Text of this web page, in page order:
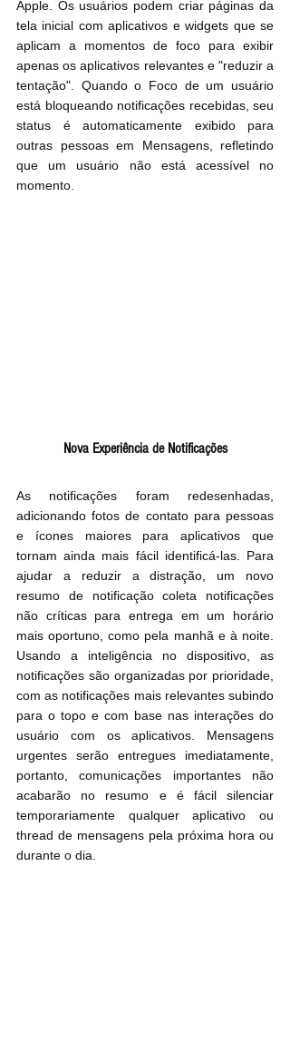
Apple. Os usuários podem criar páginas da
tela inicial com aplicativos e widgets que se
aplicam a momentos de foco para exibir
apenas os aplicativos relevantes e "reduzir a
tentação". Quando o Foco de um usuário
está bloqueando notificações recebidas, seu
status é automaticamente exibido para
outras pessoas em Mensagens, refletindo
que um usuário não está acessível no
momento.
Nova Experiência de Notificações
As notificações foram redesenhadas,
adicionando fotos de contato para pessoas
e ícones maiores para aplicativos que
tornam ainda mais fácil identificá-las. Para
ajudar a reduzir a distração, um novo
resumo de notificação coleta notificações
não críticas para entrega em um horário
mais oportuno, como pela manhã e à noite.
Usando a inteligência no dispositivo, as
notificações são organizadas por prioridade,
com as notificações mais relevantes subindo
para o topo e com base nas interações do
usuário com os aplicativos. Mensagens
urgentes serão entregues imediatamente,
portanto, comunicações importantes não
acabarão no resumo e é fácil silenciar
temporariamente qualquer aplicativo ou
thread de mensagens pela próxima hora ou
durante o dia.